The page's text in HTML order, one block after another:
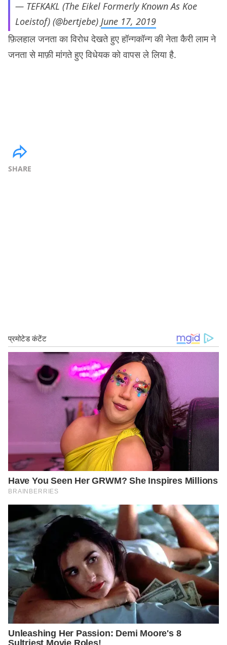
— TEFKAKL (The Eikel Formerly Known As Koe
Loeistof) (@bertjebe) June 17, 2019
फ़िलहाल जनता का विरोध देखते हुए हॉन्गकॉन्ग की नेता कैरी लाम ने
जनता से माफ़ी मांगते हुए विधेयक को वापस ले लिया है.
SHARE